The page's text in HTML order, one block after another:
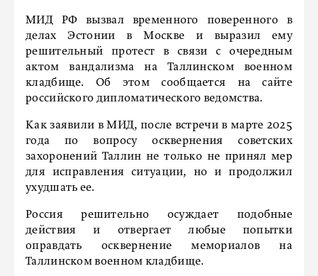
МИД РФ вызвал временного поверенного в
делах Эстонии в Москве и выразил ему
решительный протест в связи с очередным
актом вандализма на Таллинском военном
кладбище. Об этом сообщается на сайте
российского дипломатического ведомства.
Как заявили в МИД, после встречи в марте 2025
года по вопросу осквернения советских
захоронений Таллин не только не принял мер
для исправления ситуации, но и продолжил
ухудшать ее.
Россия решительно осуждает подобные
действия и отвергает любые попытки
оправдать осквернение мемориалов на
Таллинском военном кладбище.